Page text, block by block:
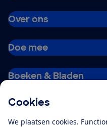
Cookies
We plaatsen cookies.
Over ons
Doe mee
Boeken & Bladen